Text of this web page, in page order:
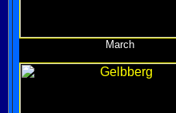
March